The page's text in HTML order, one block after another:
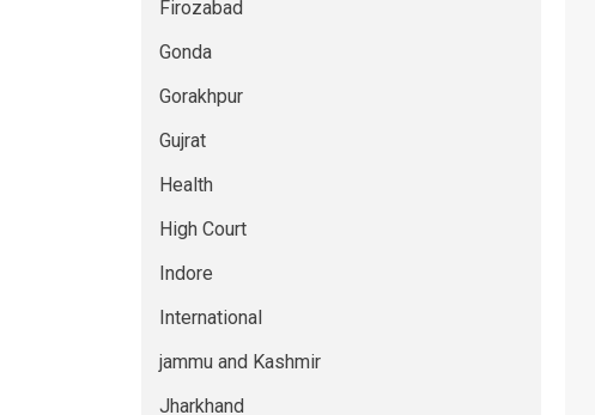
Firozabad
Gonda
Gorakhpur
Gujrat
Health
High Court
Indore
International
jammu and Kashmir
Jharkhand